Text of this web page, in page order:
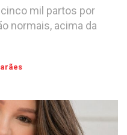
mil partos por
normais, acima da